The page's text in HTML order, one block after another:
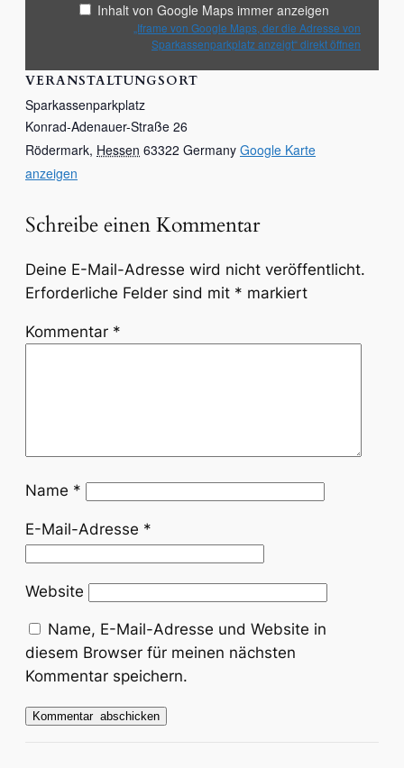
VERANSTALTUNGSORT
Sparkassenparkplatz
Konrad-Adenauer-Straße 26
Rödermark, Hessen 63322 Germany Google Karte
anzeigen
Inhalt von Google Maps immer anzeigen
„Iframe von Google Maps, der die Adresse von
Sparkassenparkplatz anzeigt“ direkt öffnen
Schreibe einen Kommentar
Deine E-Mail-Adresse wird nicht veröffentlicht.
Erforderliche Felder sind mit * markiert
Kommentar *
Name *
E-Mail-Adresse *
Website
Name, E-Mail-Adresse und Website in
diesem Browser für meinen nächsten
Kommentar speichern.